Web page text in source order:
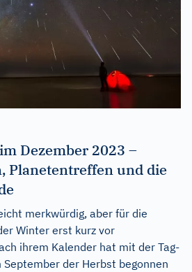
Dezember 2023 –
Planetentreffen und die
merkwürdig, aber für die
Winter erst kurz vor
ihrem Kalender hat mit der Tag-
der Herbst begonnen